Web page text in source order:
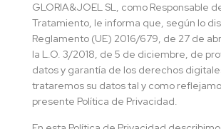
GLORIA&JOEL SL, como Responsable
Tratamiento, le informa que, según lo
Reglamento (UE) 2016/679, de 27 de
la L.O. 3/2018, de 5 de diciembre, de
datos y garantía de los derechos
trataremos su datos tal y como
presente Política de Privacidad.